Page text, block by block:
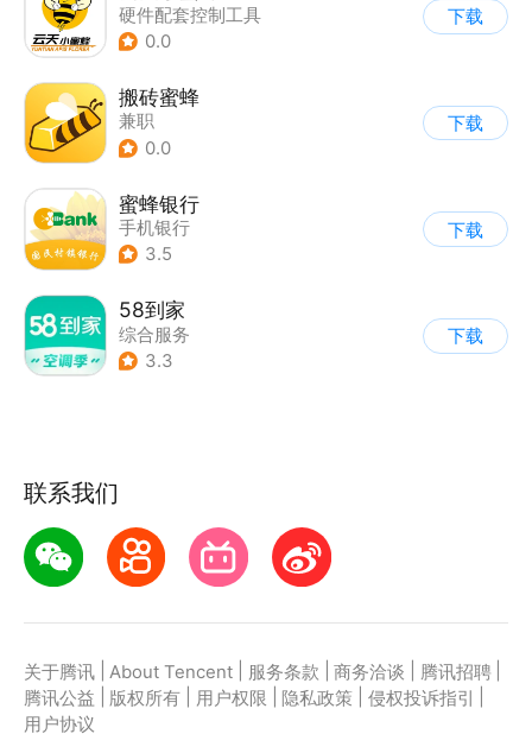
硬件配套控制工具
0.0
下载
搬砖蜜蜂
兼职
0.0
下载
蜜蜂银行
手机银行
3.5
下载
58到家
综合服务
3.3
下载
联系我们
关于腾讯 About Tencent 服务条款 商务洽谈 腾讯招聘
腾讯公益
版权所有 用户权限 隐私政策 侵权投诉指引
用户协议